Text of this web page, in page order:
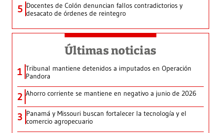
5 Docentes de Colón denuncian fallos contradictorios y
desacato de órdenes de reintegro
Últimas noticias
1 Tribunal mantiene detenidos a imputados en Operación
Pandora
2 Ahorro corriente se mantiene en negativo a junio de 2026
3 Panamá y Missouri buscan fortalecer la tecnología y el
comercio agropecuario